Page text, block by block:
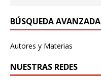
BÚSQUEDA AVANZADA
Autores y Materias
NUESTRAS REDES